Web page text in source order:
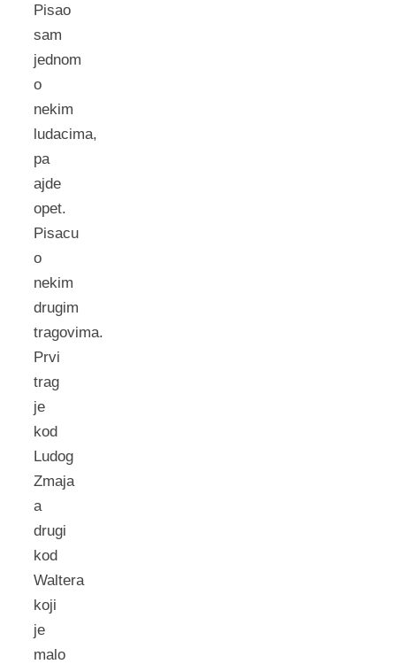
Pisao
sam
jednom
o
nekim
ludacima,
pa
ajde
opet.
Pisacu
o
nekim
drugim
tragovima.
Prvi
trag
je
kod
Ludog
Zmaja
a
drugi
kod
Waltera
koji
je
malo